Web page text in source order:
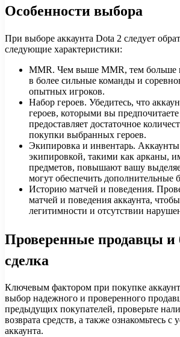
Особенности выбора
При выборе аккаунта Dota 2 следует
следующие характеристики:
MMR. Чем выше MMR, тем больше
в более сильные команды и
опытных игроков.
Набор героев. Убедитесь, что
героев, которыми вы
предоставляет достаточное
покупки выбранных героев.
Экипировка и инвентарь.
экипировкой, такими как арканы,
предметов, повышают вашу
могут обеспечить дополнительные
Историю матчей и поведения.
матчей и поведения аккаунта,
легитимности и отсутствии
Проверенные продавцы и
сделка
Ключевым фактором при покупке
выбор надежного и проверенного
предыдущих покупателей, проверьте
возврата средств, а также ознакомьтесь
аккаунта.